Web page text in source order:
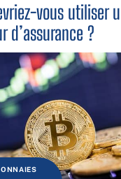
vous utiliser
d’assurance ?